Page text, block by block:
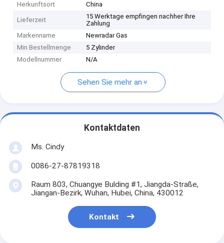
Herkunftsort
China
Lieferzeit
15 Werktage empfingen nachher Ihre
Zahlung
Markenname
Newradar Gas
Min Bestellmenge
5 Zylinder
Modellnummer
N/A
Sehen Sie mehr an
Kontaktdaten
Ms. Cindy
0086-27-87819318
Raum 803, Chuangye Bulding #1, Jiangda-Straße,
Jiangan-Bezirk, Wuhan, Hubei, China, 430012
Kontakt